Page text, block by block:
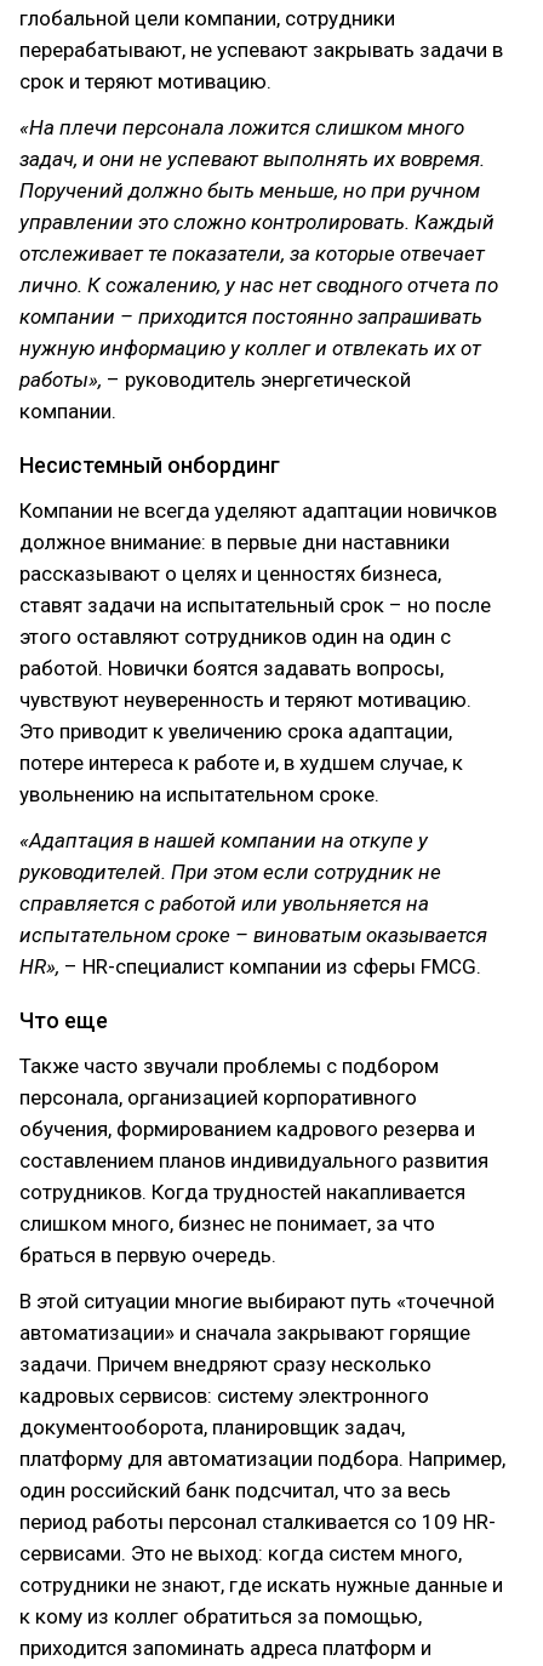
глобальной цели компании, сотрудники
перерабатывают, не успевают закрывать задачи в
срок и теряют мотивацию.
«На плечи персонала ложится слишком много
задач, и они не успевают выполнять их вовремя.
Поручений должно быть меньше, но при ручном
управлении это сложно контролировать. Каждый
отслеживает те показатели, за которые отвечает
лично. К сожалению, у нас нет сводного отчета по
компании – приходится постоянно запрашивать
нужную информацию у коллег и отвлекать их от
работы», – руководитель энергетической
компании.
Несистемный онбординг
Компании не всегда уделяют адаптации новичков
должное внимание: в первые дни наставники
рассказывают о целях и ценностях бизнеса,
ставят задачи на испытательный срок – но после
этого оставляют сотрудников один на один с
работой. Новички боятся задавать вопросы,
чувствуют неуверенность и теряют мотивацию.
Это приводит к увеличению срока адаптации,
потере интереса к работе и, в худшем случае, к
увольнению на испытательном сроке.
«Адаптация в нашей компании на откупе у
руководителей. При этом если сотрудник не
справляется с работой или увольняется на
испытательном сроке – виноватым оказывается
HR», – HR-специалист компании из сферы FMCG.
Что еще
Также часто звучали проблемы с подбором
персонала, организацией корпоративного
обучения, формированием кадрового резерва и
составлением планов индивидуального развития
сотрудников. Когда трудностей накапливается
слишком много, бизнес не понимает, за что
браться в первую очередь.
В этой ситуации многие выбирают путь «точечной
автоматизации» и сначала закрывают горящие
задачи. Причем внедряют сразу несколько
кадровых сервисов: систему электронного
документооборота, планировщик задач,
платформу для автоматизации подбора. Например,
один российский банк подсчитал, что за весь
период работы персонал сталкивается со 109 HR-
сервисами. Это не выход: когда систем много,
сотрудники не знают, где искать нужные данные и
к кому из коллег обратиться за помощью,
приходится запоминать адреса платформ и